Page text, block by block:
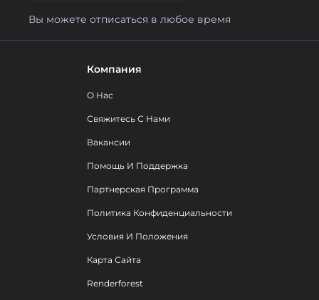
Вы можете отписаться в любое время
Компания
О Нас
Свяжитесь С Нами
Вакансии
Помощь И Поддержка
Партнерская Программа
Политика Конфиденциальности
Условия И Положения
Карта Сайта
Renderforest